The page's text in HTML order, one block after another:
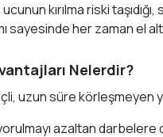
kırılma riski
sayesinde her zaman el
Nelerdir?
uzun süre körleşmeyen
azaltan darbelere